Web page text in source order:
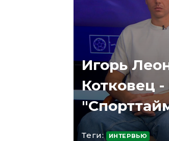
Игорь
Котковец
Теги: ИНТЕРВЬЮ